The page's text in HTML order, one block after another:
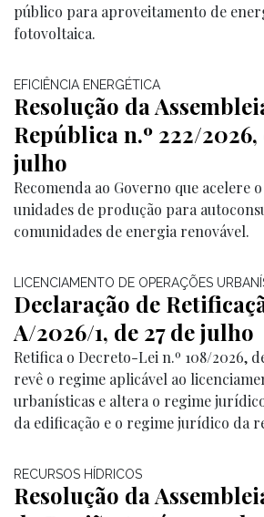
público para aproveitamento de
fotovoltaica.
EFICIÊNCIA ENERGÉTICA
Resolução da
República n.º 222/2026,
julho
Recomenda ao Governo que acelere
unidades de produção para
comunidades de energia renovável.
LICENCIAMENTO DE OPERAÇÕES
Declaração de
A/2026/1, de 27 de julho
Retifica o Decreto-Lei n.º 108/2026,
revê o regime aplicável ao
urbanísticas e altera o regime
da edificação e o regime jurídico da
RECURSOS HÍDRICOS
Resolução da